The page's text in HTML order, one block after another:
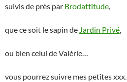
suivis de près par Brodattitude,
que ce soit le sapin de Jardin Privé,
ou bien celui de Valérie…
vous pourrez suivre mes petites xxx.